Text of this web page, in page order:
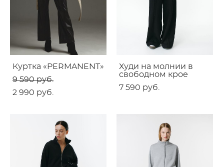
Куртка «PERMANENT»
9 590 pуб.
2 990 pуб.
Худи на молнии в
свободном крое
7 590 pуб.